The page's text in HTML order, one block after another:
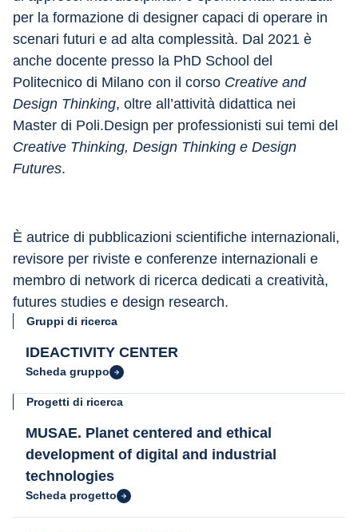
per la formazione di designer capaci di operare in
scenari futuri e ad alta complessità. Dal 2021 è
anche docente presso la PhD School del
Politecnico di Milano con il corso Creative and
Design Thinking, oltre all’attività didattica nei
Master di Poli.Design per professionisti sui temi del
Creative Thinking, Design Thinking e Design
Futures.​
È autrice di pubblicazioni scientifiche internazionali,
revisore per riviste e conferenze internazionali e
membro di network di ricerca dedicati a creatività,
futures studies e design research.
Gruppi di ricerca
IDEACTIVITY CENTER
Scheda gruppo
Progetti di ricerca
MUSAE. Planet centered and ethical
development of digital and industrial
technologies
Scheda progetto